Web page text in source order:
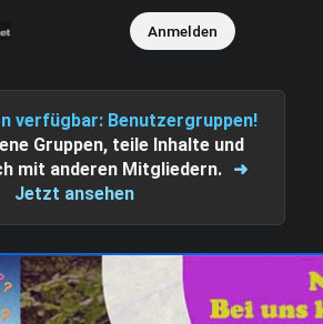
verfügbar: Benutzergruppen!
Gruppen, teile Inhalte und
mit anderen Mitgliedern. ➜
Jetzt ansehen
Anmelden